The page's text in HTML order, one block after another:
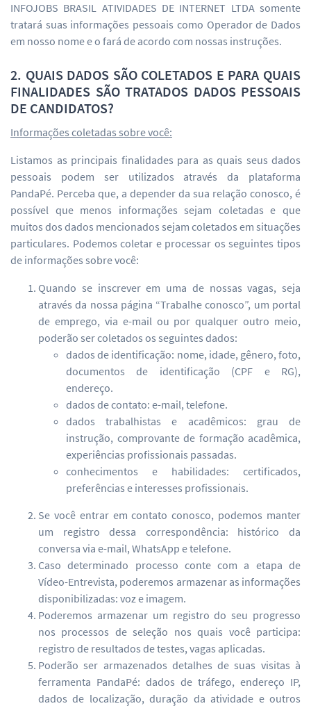
INFOJOBS BRASIL ATIVIDADES DE INTERNET LTDA somente
tratará suas informações pessoais como Operador de Dados
em nosso nome e o fará de acordo com nossas instruções.
2. QUAIS DADOS SÃO COLETADOS E PARA QUAIS
FINALIDADES SÃO TRATADOS DADOS PESSOAIS
DE CANDIDATOS?
Informações coletadas sobre você:
Listamos as principais finalidades para as quais seus dados
pessoais podem ser utilizados através da plataforma
PandaPé. Perceba que, a depender da sua relação conosco, é
possível que menos informações sejam coletadas e que
muitos dos dados mencionados sejam coletados em situações
particulares. Podemos coletar e processar os seguintes tipos
de informações sobre você:
Quando se inscrever em uma de nossas vagas, seja
através da nossa página “Trabalhe conosco”, um portal
de emprego, via e-mail ou por qualquer outro meio,
poderão ser coletados os seguintes dados:
dados de identificação: nome, idade, gênero, foto,
documentos de identificação (CPF e RG),
endereço.
dados de contato: e-mail, telefone.
dados trabalhistas e acadêmicos: grau de
instrução, comprovante de formação acadêmica,
experiências profissionais passadas.
conhecimentos e habilidades: certificados,
preferências e interesses profissionais.
Se você entrar em contato conosco, podemos manter
um registro dessa correspondência: histórico da
conversa via e-mail, WhatsApp e telefone.
Caso determinado processo conte com a etapa de
Vídeo-Entrevista, poderemos armazenar as informações
disponibilizadas: voz e imagem.
Poderemos armazenar um registro do seu progresso
nos processos de seleção nos quais você participa:
registro de resultados de testes, vagas aplicadas.
Poderão ser armazenados detalhes de suas visitas à
ferramenta PandaPé: dados de tráfego, endereço IP,
dados de localização, duração da atividade e outros